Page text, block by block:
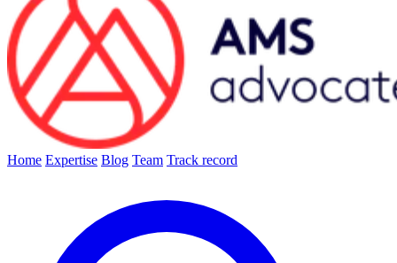
Home Expertise Blog Team Track record